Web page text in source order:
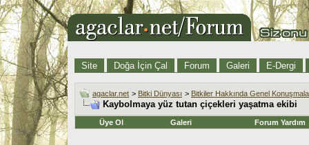
Site Doğa İçin Çal Forum Galeri E-Dergi
agaclar.net > Bitki Dünyası > Bitkiler Hakkında Genel
Kaybolmaya yüz tutan çiçekleri yaşatma ekibi
Üye Ol Galeri Forum Yardım